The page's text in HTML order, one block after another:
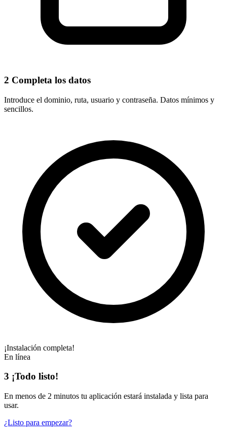
2 Completa los datos
Introduce el dominio, ruta, usuario y contraseña. Datos mínimos y
sencillos.
¡Instalación completa!
En línea
3 ¡Todo listo!
En menos de 2 minutos tu aplicación estará instalada y lista para
usar.
¿Listo para empezar?